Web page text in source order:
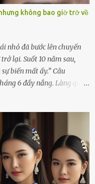
ngày, nhưng có điều gì
Trong khoảnh khắc tôi
gió lạ thoáng qua, khiến
không bao giờ trở về
nhỏ đã bước lên chuyến
lại. Suốt 10 năm sau,
biến mất ấy.” Câu
6 đầy nắng. Làng quê
đàn ông điềm đạm, ít nói,
lý cho chuyến đi biển
nghỉ ngơi nhé, anh đưa
nghịch cát. Về chắc nó
– Ông Minh cười
con gái ríu rít chuẩn bị mà